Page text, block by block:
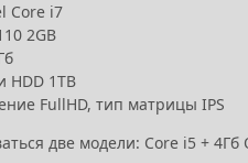
Core i7
2GB
HDD 1TB
FullHD, тип матрицы IPS
две модели: Core i5 +